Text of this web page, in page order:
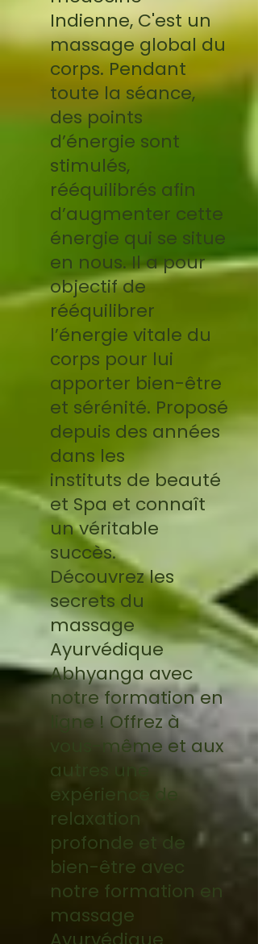
Indienne, C'est un
massage global du
corps. Pendant
toute la séance,
des points
d’énergie sont
stimulés,
rééquilibrés afin
d’augmenter cette
énergie qui se situe
en nous. Il a pour
objectif de
rééquilibrer
l’énergie vitale du
corps pour lui
apporter bien-être
et sérénité. Proposé
depuis des années
dans les
instituts de beauté
et Spa et connaît
un véritable
succès.
Découvrez les
secrets du
massage
Ayurvédique
Abhyanga avec
notre formation en
ligne ! Offrez à
vous-même et aux
autres une
expérience de
relaxation
profonde et de
bien-être avec
notre formation en
massage